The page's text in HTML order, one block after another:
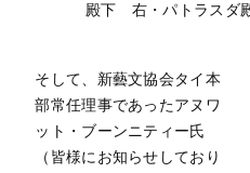
殿下 右・パトラスダ
そして、新藝文協会タイ本
部常任理事であったアヌワ
ット・ブーンニティー氏
（皆様にお知らせしており